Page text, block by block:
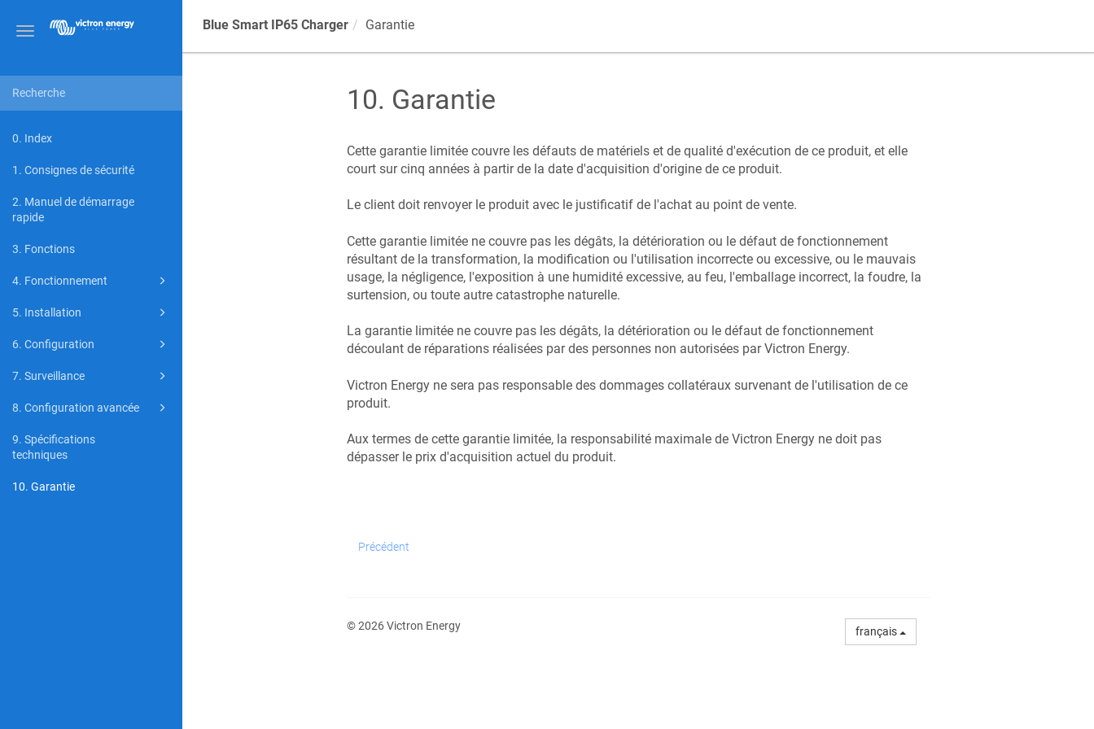
Toggle
0. Index
1. Consignes de sécurité
2. Manuel de démarrage
rapide
3. Fonctions
4. Fonctionnement
5. Installation
6. Configuration
7. Surveillance
8. Configuration avancée
9. Spécifications
techniques
10. Garantie
Blue Smart IP65 Charger Garantie
10. Garantie
Cette garantie limitée couvre les défauts de matériels et de qualité d'exécution de ce produit, et elle
court sur cinq années à partir de la date d'acquisition d'origine de ce produit.
Le client doit renvoyer le produit avec le justificatif de l'achat au point de vente.
Cette garantie limitée ne couvre pas les dégâts, la détérioration ou le défaut de fonctionnement
résultant de la transformation, la modification ou l'utilisation incorrecte ou excessive, ou le mauvais
usage, la négligence, l'exposition à une humidité excessive, au feu, l'emballage incorrect, la foudre, la
surtension, ou toute autre catastrophe naturelle.
La garantie limitée ne couvre pas les dégâts, la détérioration ou le défaut de fonctionnement
découlant de réparations réalisées par des personnes non autorisées par Victron Energy.
Victron Energy ne sera pas responsable des dommages collatéraux survenant de l'utilisation de ce
produit.
Aux termes de cette garantie limitée, la responsabilité maximale de Victron Energy ne doit pas
dépasser le prix d'acquisition actuel du produit.
Précédent
© 2026 Victron Energy français